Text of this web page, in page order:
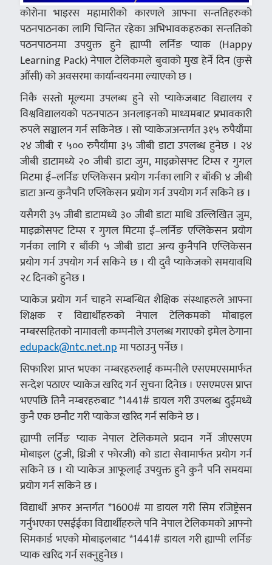
कोरोना भाइरस महामारीको कारणले आफ्ना सन्ततिहरुको
पठनपाठनका लागि चिन्तित रहेका अभिभावकहरुका सन्ततिको
पठनपाठनमा उपयुक्त हुने ह्याप्पी लर्निङ प्याक (Happy
Learning Pack) नेपाल टेलिकमले बुवाको मुख हेर्ने दिन (कुसे
औंसी) को अवसरमा कार्यान्वयनमा ल्याएको छ ।
निकै सस्तो मूल्यमा उपलब्ध हुने सो प्याकेजबाट विद्यालय र
विश्वविद्यालयको पठनपाठन अनलाइनको माध्यमबाट प्रभावकारी
रुपले सञ्चालन गर्न सकिनेछ । सो प्याकेजअन्तर्गत ३१५ रुपैयाँमा
२४ जीबी र ५०० रुपैयाँमा ३५ जीबी डाटा उपलब्ध हुनेछ । २४
जीबी डाटामध्ये २० जीबी डाटा जुम, माइक्रोसफ्ट टिम्स र गुगल
मिटमा ई–लर्निङ एप्लिकेसन प्रयोग गर्नका लागि र बाँकी ४ जीबी
डाटा अन्य कुनैपनि एप्लिकेसन प्रयोग गर्न उपयोग गर्न सकिने छ ।
यसैगरी ३५ जीबी डाटामध्ये ३० जीबी डाटा माथि उल्लिखित जुम,
माइक्रोसफ्ट टिम्स र गुगल मिटमा ई–लर्निङ एप्लिकेसन प्रयोग
गर्नका लागि र बाँकी ५ जीबी डाटा अन्य कुनैपनि एप्लिकेसन
प्रयोग गर्न उपयोग गर्न सकिने छ । यी दुवै प्याकेजको समयावधि
२८ दिनको हुनेछ ।
प्याकेज प्रयोग गर्न चाहने सम्बन्धित शैक्षिक संस्थाहरुले आफ्ना
शिक्षक र विद्यार्थीहरुको नेपाल टेलिकमको मोबाइल
नम्बरसहितको नामावली कम्पनीले उपलब्ध गराएको इमेल ठेगाना
edupack@ntc.net.npमा पठाउनु पर्नेछ ।
सिफारिश प्राप्त भएका नम्बरहरुलाई कम्पनीले एसएमएसमार्फत
सन्देश पठाएर प्याकेज खरिद गर्न सुचना दिनेछ । एसएमएस प्राप्त
भएपछि तिनै नम्बरहरुबाट *1441# डायल गरी उपलब्ध दुईमध्ये
कुनै एक छनौट गरी प्याकेज खरिद गर्न सकिने छ ।
ह्याप्पी लर्निङ प्याक नेपाल टेलिकमले प्रदान गर्ने जीएसएम
मोबाइल (टुजी, थ्रिजी र फोरजी) को डाटा सेवामार्फत प्रयोग गर्न
सकिने छ । यो प्याकेज आफूलाई उपयुक्त हुने कुनै पनि समयमा
प्रयोग गर्न सकिने छ ।
विद्यार्थी अफर अन्तर्गत *1600# मा डायल गरी सिम रजिष्ट्रेसन
गर्नुभएका एसईईका विद्यार्थीहरुले पनि नेपाल टेलिकमको आफ्नो
सिमकार्ड भएको मोबाइलबाट *1441# डायल गरी ह्याप्पी लर्निङ
प्याक खरिद गर्न सक्नुहुनेछ ।